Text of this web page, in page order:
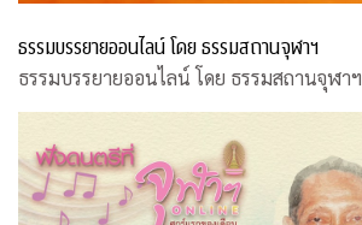
ธรรมบรรยายออนไลน์ โดย ธรรมสถานจุฬาฯ
ธรรมบรรยายออนไลน์ โดย ธรรมสถานจุฬาฯ